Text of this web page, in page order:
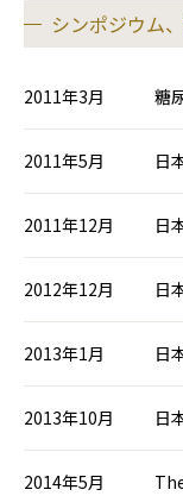
シンポジウム
2011年3月 糖
2011年5月 日
2011年12月 日
2012年12月 日
2013年1月 日
2013年10月 日
2014年5月